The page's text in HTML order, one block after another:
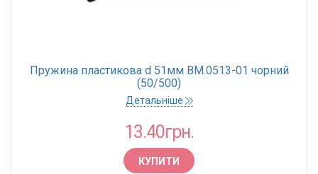
Пружина пластикова d 51мм BM.0513-01 чорний
(50/500)
Детальніше
13.40грн.
КУПИТИ